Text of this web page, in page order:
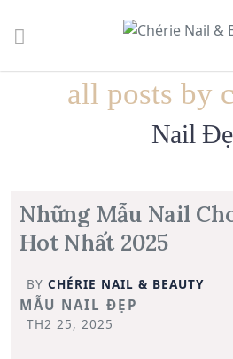
all posts by
Nail
Những Mẫu Nail
Hot Nhất 2025
BY CHÉRIE NAIL & BEAUTY
MẪU NAIL ĐẸP
TH2 25, 2025